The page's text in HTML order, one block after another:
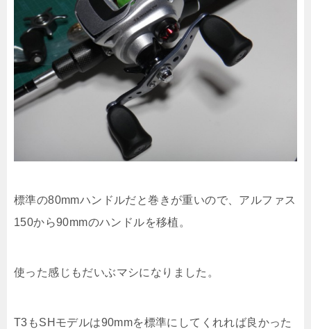
標準の80mmハンドルだと巻きが重いので、アルファス
150から90mmのハンドルを移植。
使った感じもだいぶマシになりました。
T3もSHモデルは90mmを標準にしてくれれば良かった